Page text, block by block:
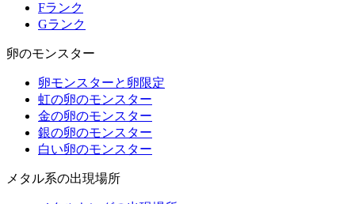
Fランク
Gランク
卵のモンスター
卵モンスターと卵限定
虹の卵のモンスター
金の卵のモンスター
銀の卵のモンスター
白い卵のモンスター
メタル系の出現場所